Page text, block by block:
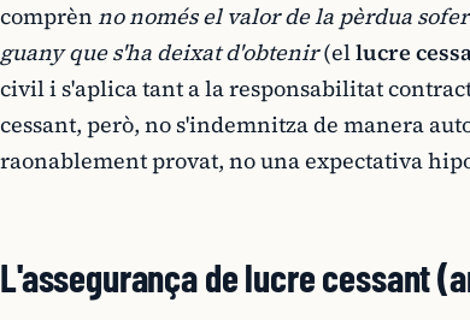
comprèn no només el valor de la pèrdua
guany que s'ha deixat d'obtenir(ellucre
civil i s'aplica tant a la responsabilitat
cessant, però, no s'indemnitza de manera
raonablement provat, no una expectativa
L'assegurança de lucre cessant